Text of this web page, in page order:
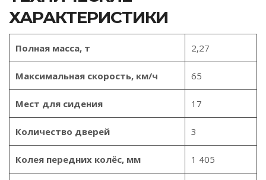
ХАРАКТЕРИСТИКИ
Полная масса, т 2,27
Максимальная скорость, км/ч 65
Мест для сидения 17
Количество дверей 3
Колея передних колёс, мм 1 405